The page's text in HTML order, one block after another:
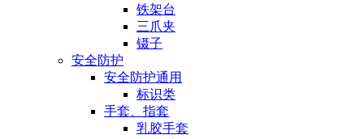
铁架台
三爪夹
镊子
安全防护
安全防护通用
标识类
手套、指套
乳胶手套